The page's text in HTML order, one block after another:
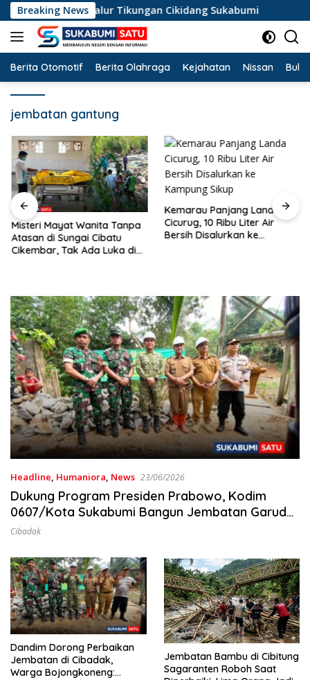
Langsung
ke
konten
Breaking News
di Jalur Tikungan Cikidang Sukabumi
Berita Otomotif Berita Olahraga Kejahatan Nissan
jembatan gantung
Misteri Mayat Wanita Tanpa
Atasan di Sungai Cibatu
Cikembar, Tak Ada Luka di
Kemarau Panjang Landa
Cicurug, 10 Ribu Liter Air
Bersih Disalurkan ke
Headline, Humaniora, News 23/06/2026
Dukung Program Presiden Prabowo, Kodim
0607/Kota Sukabumi Bangun Jembatan Garuda
Tahap V di Cibadak
Cibadak
Dandim Dorong Perbaikan
Jembatan di Cibadak,
Warga Bojongkoneng:
Jembatan Bambu di Cibitung
Sagaranten Roboh Saat